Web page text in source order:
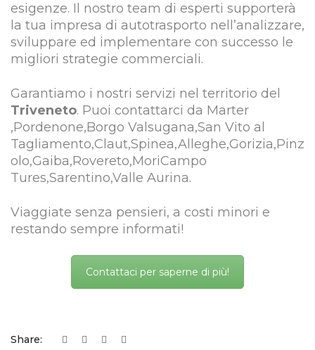
esigenze. Il nostro team di esperti supporterà
la tua impresa di autotrasporto nell’analizzare,
sviluppare ed implementare con successo le
migliori strategie commerciali.
Garantiamo i nostri servizi nel territorio del
Triveneto. Puoi contattarci da Marter
,Pordenone,Borgo Valsugana,San Vito al
Tagliamento,Claut,Spinea,Alleghe,Gorizia,Pinz
olo,Gaiba,Rovereto,MoriCampo
Tures,Sarentino,Valle Aurina.
Viaggiate senza pensieri, a costi minori e
restando sempre informati!
Contattaci per saperne di più!
Share: